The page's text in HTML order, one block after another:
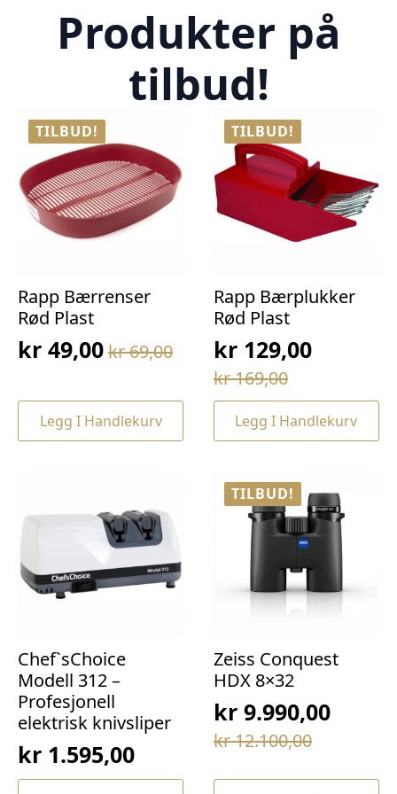
Produkter på
tilbud!
TILBUD!
Rapp Bærrenser
Rød Plast
kr69,00
Opprinnelig
var:
kr 69,00.
kr 49,00
Nåværende
er:
kr 49,00.
Legg I Handlekurv
TILBUD!
Rapp Bærplukker
Rød Plast
kr169,00
Opprinnelig
pris
var:
kr129,00
Nåværende
pris
er:Legg I Handlekurv
Chef`sChoice
Modell 312 –
Profesjonell
elektrisk knivsliper
kr 1.595,00
TILBUD!
Zeiss Conquest
HDX 8×32
kr12.100,00
Opprinnelig
kr9.990,00
Nåværende